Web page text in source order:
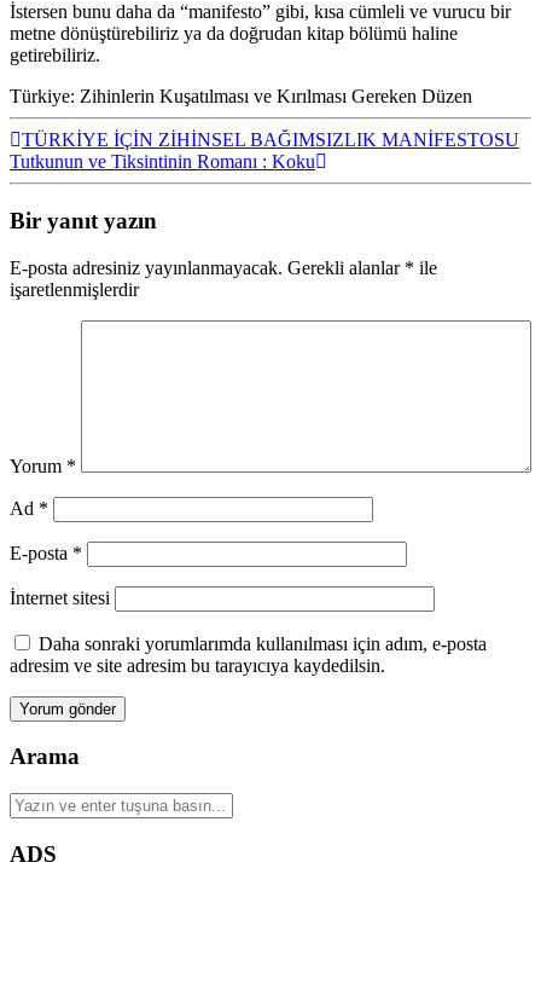
İstersen bunu daha da “manifesto” gibi, kısa cümleli ve vurucu bir
metne dönüştürebiliriz ya da doğrudan kitap bölümü haline
getirebiliriz.
Türkiye: Zihinlerin Kuşatılması ve Kırılması Gereken Düzen
Yazı
dolaşımı
TÜRKİYE İÇİN ZİHİNSEL BAĞIMSIZLIK MANİFESTOSU
Tutkunun ve Tiksintinin Romanı : Koku
Bir yanıt yazın
E-posta adresiniz yayınlanmayacak. Gerekli alanlar * ile
işaretlenmişlerdir
Yorum *
Ad *
E-posta *
İnternet sitesi
Daha sonraki yorumlarımda kullanılması için adım, e-posta
adresim ve site adresim bu tarayıcıya kaydedilsin.
Arama
Arama
yap:
ADS